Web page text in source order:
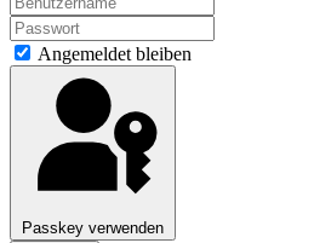
Angemeldet bleiben
Passkey verwenden